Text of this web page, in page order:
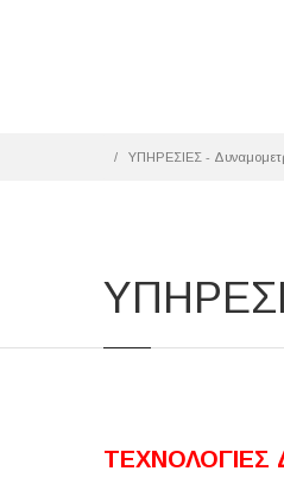
ΥΠΗΡΕΣΙΕΣ -